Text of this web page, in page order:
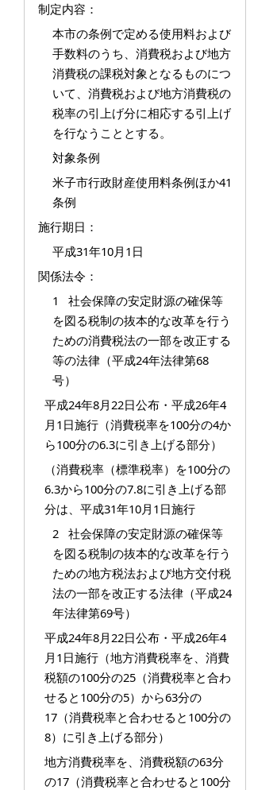
制定内容：
本市の条例で定める使用料および
手数料のうち、消費税および地方
消費税の課税対象となるものにつ
いて、消費税および地方消費税の
税率の引上げ分に相応する引上げ
を行なうこととする。
対象条例
米子市行政財産使用料条例ほか41
条例
施行期日：
平成31年10月1日
関係法令：
1 社会保障の安定財源の確保等
を図る税制の抜本的な改革を行う
ための消費税法の一部を改正する
等の法律（平成24年法律第68
号）
平成24年8月22日公布・平成26年4
月1日施行（消費税率を100分の4か
ら100分の6.3に引き上げる部分）
（消費税率（標準税率）を100分の
6.3から100分の7.8に引き上げる部
分は、平成31年10月1日施行
2 社会保障の安定財源の確保等
を図る税制の抜本的な改革を行う
ための地方税法および地方交付税
法の一部を改正する法律（平成24
年法律第69号）
平成24年8月22日公布・平成26年4
月1日施行（地方消費税率を、消費
税額の100分の25（消費税率と合わ
せると100分の5）から63分の
17（消費税率と合わせると100分の
8）に引き上げる部分）
地方消費税率を、消費税額の63分
の17（消費税率と合わせると100分